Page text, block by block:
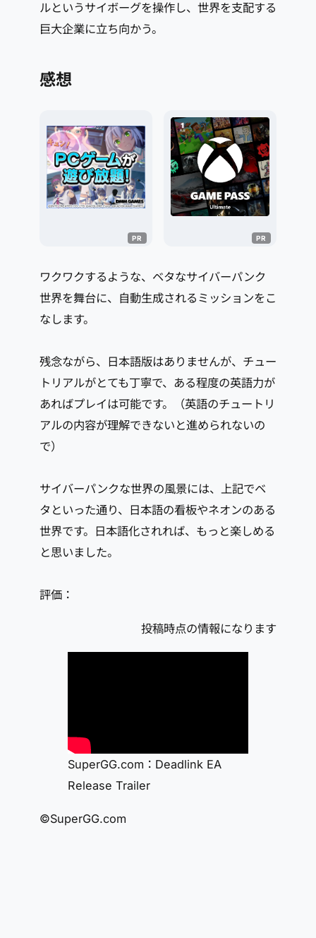
ルというサイボーグを操作し、世界を支配する
巨大企業に立ち向かう。
感想
ワクワクするような、ベタなサイバーパンク
世界を舞台に、自動生成されるミッションをこ
なします。
残念ながら、日本語版はありませんが、チュー
トリアルがとても丁寧で、ある程度の英語力が
あればプレイは可能です。（英語のチュートリ
アルの内容が理解できないと進められないの
で）
サイバーパンクな世界の風景には、上記でベ
タといった通り、日本語の看板やネオンのある
世界です。日本語化されれば、もっと楽しめる
と思いました。
評価：
投稿時点の情報になります
SuperGG.com：Deadlink EA
Release Trailer
©SuperGG.com